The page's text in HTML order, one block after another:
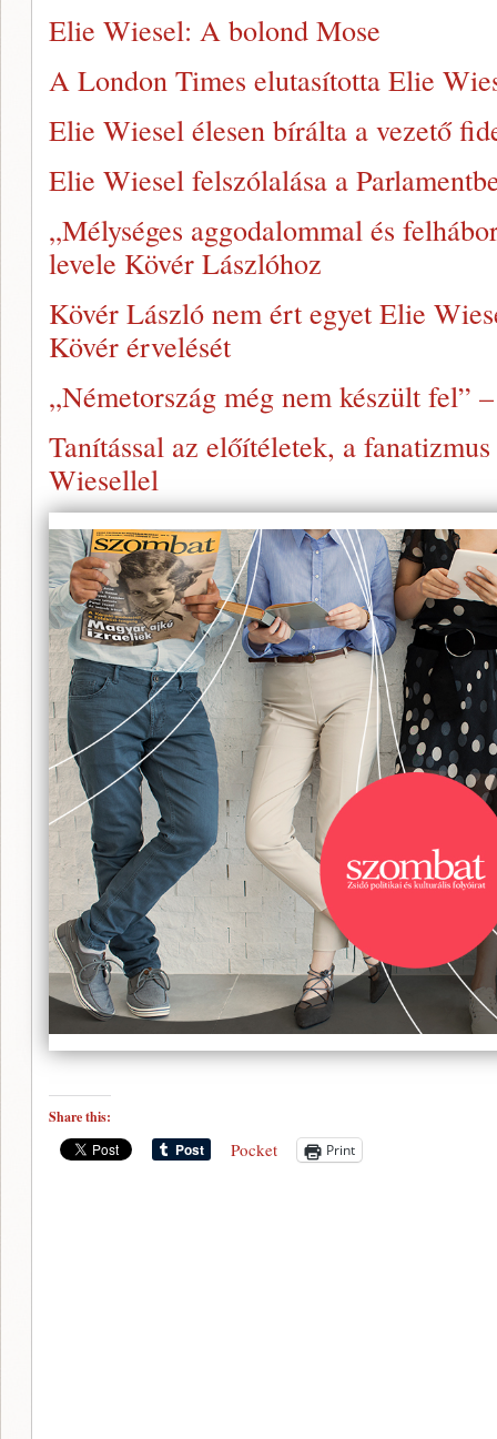
Elie Wiesel: A bolond Mose
A London Times elutasította Elie
Elie Wiesel élesen bírálta a vezető
Elie Wiesel felszólalása a
„Mélységes aggodalommal és
levele Kövér Lászlóhoz
Kövér László nem ért egyet Elie
Kövér érvelését
„Németország még nem készült fel”
Tanítással az előítéletek, a
Wiesellel
Share this:
Pocket Print